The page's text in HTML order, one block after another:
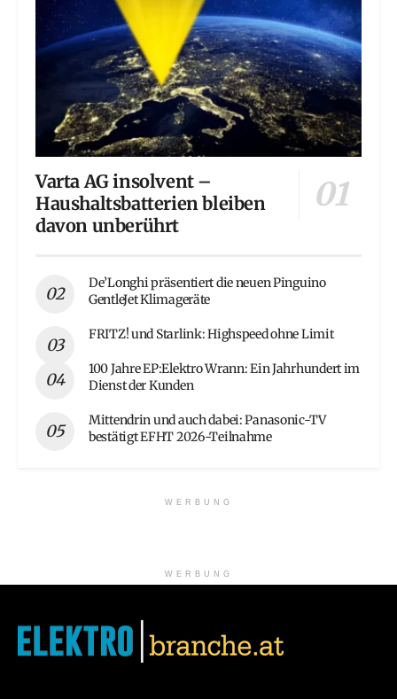
Varta AG insolvent –
Haushaltsbatterien bleiben
davon unberührt
De’Longhi präsentiert die neuen Pinguino
GentleJet Klimageräte
FRITZ! und Starlink: Highspeed ohne Limit
100 Jahre EP:Elektro Wrann: Ein Jahrhundert im
Dienst der Kunden
Mittendrin und auch dabei: Panasonic-TV
bestätigt EFHT 2026-Teilnahme
WERBUNG
WERBUNG